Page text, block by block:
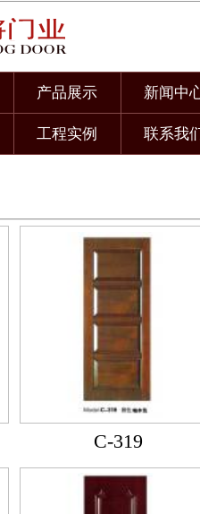
产品展示 新闻中
工程实例 联系我
C-319